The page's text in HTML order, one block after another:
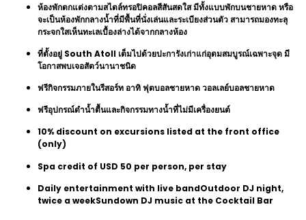
ห้องพักตกแต่งตามสไตล์ทรอปิคอลสีสันสดใส มีทั้งแบบพักบนชายหาด หรือ
จะเป็นห้องพักกลางน้ำที่มีพื้นที่นั่งเล่นและระเบียงส่วนตัว สามารถมองทะลุ
กระจกใสเห็นทะเลเบื้องล่างได้จากกลางห้อง
ที่ตั้งอยู่ South Atoll เต็มไปด้วยปะการังเก่าแก่อุดมสมบูรณ์เฉพาะจุด มี
โอกาสพบเจอสัตว์นานาชนิด
ฟรีกิจกรรมภายในรีสอร์ท อาทิ ฟุตบอลชายหาด วอลเลย์บอลชายหาด
ฟรีอุปกรณ์ดำน้ำตื้นและกิจกรรมทางน้ำที่ไม่มีเครื่องยนต์
10% discount on excursions listed at the front office
(only)
Spa credit of USD 50 per person, per stay
Daily entertainment with live bandOutdoor DJ night,
twice a weekSundown DJ music at the Cocktail Bar